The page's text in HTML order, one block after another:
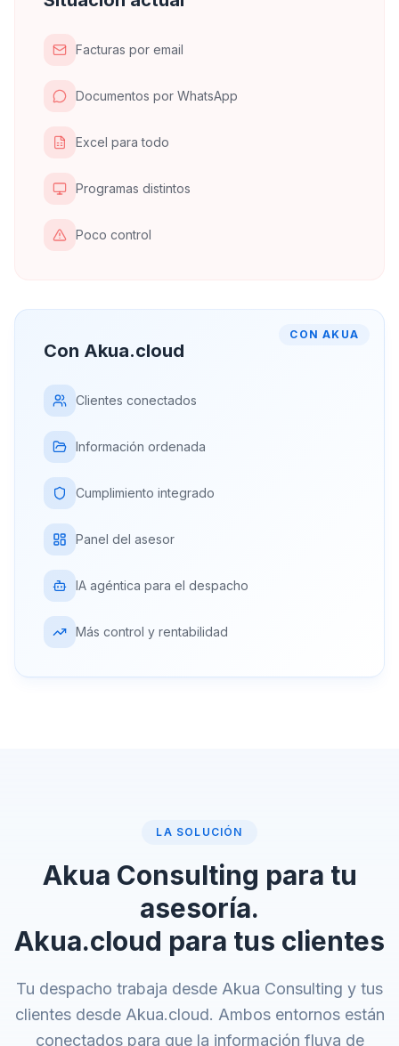
Facturas por email
Documentos por WhatsApp
Excel para todo
Programas distintos
Poco control
CON AKUA
Con Akua.cloud
Clientes conectados
Información ordenada
Cumplimiento integrado
Panel del asesor
IA agéntica para el despacho
Más control y rentabilidad
LA SOLUCIÓN
Akua Consulting para tu
asesoría.
Akua.cloud para tus clientes
Tu despacho trabaja desde Akua Consulting y tus
clientes desde Akua.cloud. Ambos entornos están
conectados para que la información fluya de